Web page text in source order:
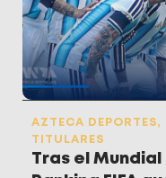
AZTECA DEPORTES,
TITULARES
Tras el Mundial